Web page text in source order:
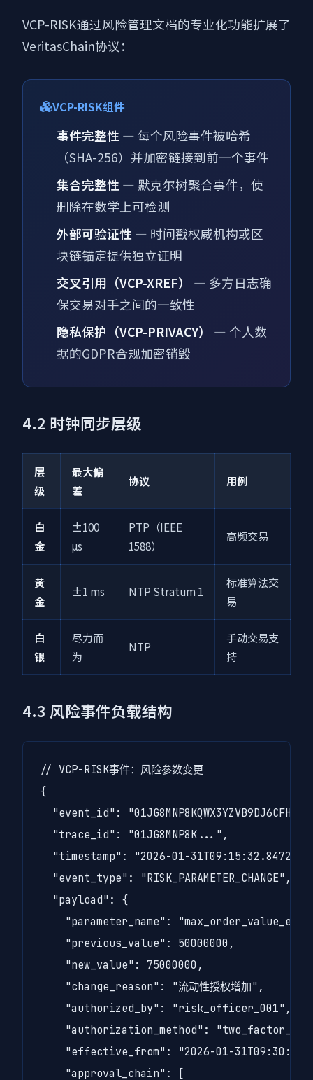
VCP-RISK通过风险管理文档的专业化功能扩展了
VeritasChain协议：
VCP-RISK组件
事件完整性 — 每个风险事件被哈希
（SHA-256）并加密链接到前一个事件
集合完整性 — 默克尔树聚合事件，使
删除在数学上可检测
外部可验证性 — 时间戳权威机构或区
块链锚定提供独立证明
交叉引用（VCP-XREF）
— 多方日志确
保交易对手之间的一致性
隐私保护（VCP-PRIVACY）
— 个人数
据的GDPR合规加密销毁
4.2 时钟同步层级
层
级
最大偏
差
协议 用例
白
金
±100
μs
PTP（IEEE
1588）
高频交易
黄
金
±1 ms NTP Stratum 1
标准算法交
易
白
银
尽力而
为
NTP
手动交易支
持
4.3 风险事件负载结构
// VCP-RISK事件：风险参数变更
{
  "event_id": "01JG8MNP8KQWX3YZVB9DJ6CFHT",
  "trace_id": "01JG8MNP8K...",
"timestamp": "2026-01-
  "event_type": "RISK_PARAMETER_CHANGE",
  "payload": {
"parameter_name":
    "previous_value": 50000000,
    "new_value": 75000000,
    "change_reason": "流动性授权增加",
    "authorized_by": "risk_officer_001",
"authorization_method":
"effective_from": "2026-01-
    "approval_chain": [